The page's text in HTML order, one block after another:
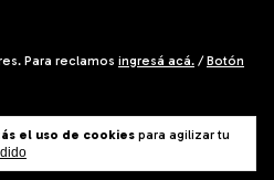
el uso de cookies para agilizar tu
Para reclamos ingresá acá. / Botón
los derechos reservados.